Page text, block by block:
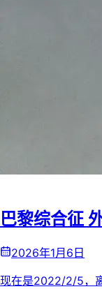
巴黎综合征
2026年1月6日
现在是2022/2/5，